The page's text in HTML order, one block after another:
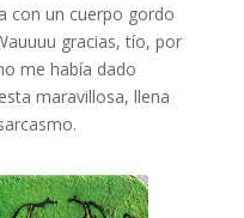
con un cuerpo gordo
gracias, tío, por
me había dado
maravillosa, llena